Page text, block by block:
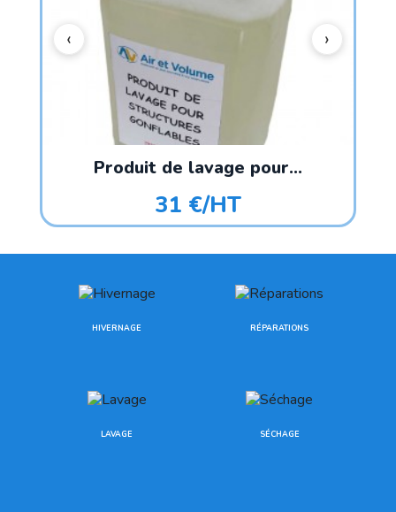
Produit de lavage pour...
31 €/HT
HIVERNAGE RÉPARATIONS
LAVAGE SÉCHAGE